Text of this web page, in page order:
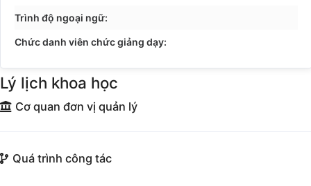
Trình độ ngoại ngữ:
Chức danh viên chức giảng dạy:
Lý lịch khoa học
Cơ quan đơn vị quản lý
Quá trình công tác